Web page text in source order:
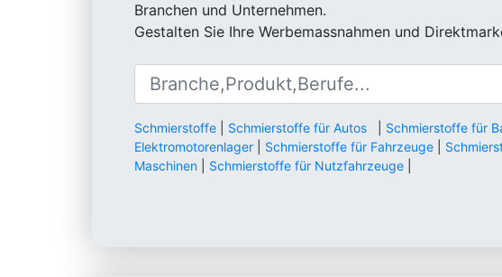
Branchen und Unternehmen.
Gestalten Sie Ihre Werbemassnahmen und
Schmierstoffe Schmierstoffe für Autos Schmierstoffe für
Elektromotorenlager
Schmierstoffe für Fahrzeuge
Maschinen
Schmierstoffe für Nutzfahrzeuge